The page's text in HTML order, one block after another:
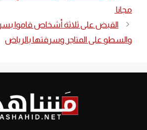
مجانا
القبض على ثلاثة أشخاص قاموا
والسطو على المتاجر وسرقتها بالرياض